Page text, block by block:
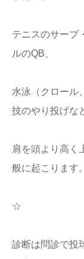
テニスのサーブ
ルのQB、
水泳（クロール
技のやり投げな
肩を頭より高く
般に起こります。
☆
診断は問診で投